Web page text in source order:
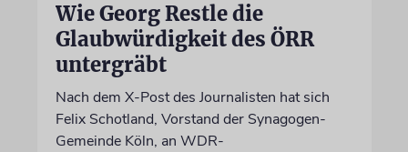
Wie Georg Restle die
Glaubwürdigkeit des ÖRR
untergräbt
Nach dem X-Post des Journalisten hat sich
Felix Schotland, Vorstand der Synagogen-
Gemeinde Köln, an WDR-